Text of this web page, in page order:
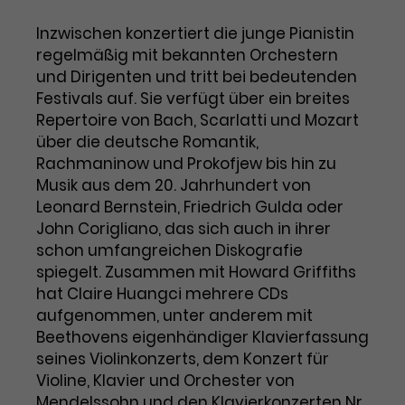
und es wird Zugang zu
geschützten Bereichen gewährt.
Name cookie_optin
Anbieter TYPO3
Laufzeit 1 Monat
Zweck
Enthält die gewählten Tracking-
Optin-Einstellungen.
Laufzeit 2 Jahre
Zweck
Dieses Cookie wird von Google
Analytics installiert. Das Cookie
wird verwendet, um
Besucher*innen-, Sitzungs- und
Kampagnendaten zu berechnen
und die Nutzung der Website für
den Analysebericht der Website zu
verfolgen. Die Cookies speichern
Informationen anonym und weisen
eine zufallsgenerierte Nummer zu,
um Besuche zu erkennen.
Name _gid
Anbieter Google Analytics
Diese Gruppe beinhaltet alle Scripte, die es uns
ermöglichen die Leistung unserer
Werbekampagnen zu analysieren und
Conversions zu messen. Außerdem helfen sie
uns dabei Werbeanzeigen und Inhalte besser auf
die Interessen unserer Nutzer abzustimmen.
Name
_gcl_au
Anbieter Google Ads
Laufzeit 3 Monate
Zweck
Wird von Google verwendet, um
die Effizienz von Werbeanzeigen zu
messen und Conversions zu
speichern. Dieses Cookie hilft dabei
nachzuvollziehen, ob Nutzer über
Google-Anzeigen auf unsere
Website gelangt sind.
Cookie-Informationen
Inzwischen konzertiert die junge Pianistin
regelmäßig mit bekannten Orchestern
und Dirigenten und tritt bei bedeutenden
Festivals auf. Sie verfügt über ein breites
Repertoire von Bach, Scarlatti und Mozart
über die deutsche Romantik,
Rachmaninow und Prokofjew bis hin zu
Musik aus dem 20. Jahrhundert von
Leonard Bernstein, Friedrich Gulda oder
John Corigliano, das sich auch in ihrer
schon umfangreichen Diskografie
spiegelt. Zusammen mit Howard Griffiths
hat Claire Huangci mehrere CDs
aufgenommen, unter anderem mit
Beethovens eigenhändiger Klavierfassung
seines Violinkonzerts, dem Konzert für
Violine, Klavier und Orchester von